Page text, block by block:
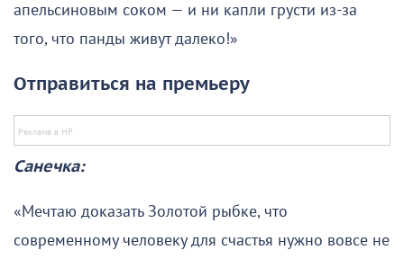
апельсиновым соком — и ни капли грусти из-за
того, что панды живут далеко!»
Отправиться на премьеру
Санечка:
«Мечтаю доказать Золотой рыбке, что
современному человеку для счастья нужно вовсе не